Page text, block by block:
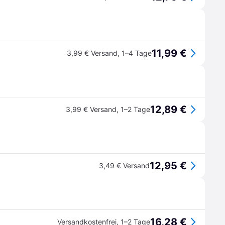
3,99 € Versand, 1–4 Tage11,99 €
3,99 € Versand, 1–2 Tage12,89 €
3,49 € Versand12,95 €
Versandkostenfrei, 1–2 Tage16,28 €